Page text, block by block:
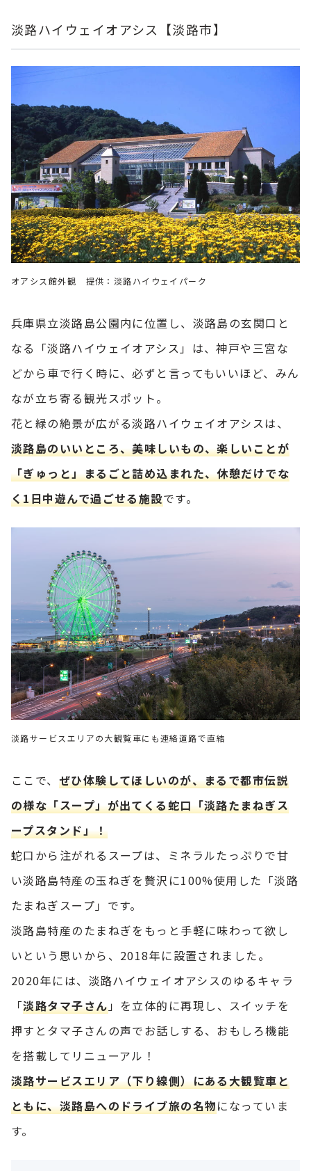
淡路ハイウェイオアシス【淡路市】
オアシス館外観 提供：淡路ハイウェイパーク
兵庫県立淡路島公園内に位置し、淡路島の玄関口と
なる「淡路ハイウェイオアシス」は、神戸や三宮な
どから車で行く時に、必ずと言ってもいいほど、みん
なが立ち寄る観光スポット。
花と緑の絶景が広がる淡路ハイウェイオアシスは、
淡路島のいいところ、美味しいもの、楽しいことが
「ぎゅっと」まるごと詰め込まれた、休憩だけでな
く1日中遊んで過ごせる施設です。
淡路サービスエリアの大観覧車にも連絡道路で直結
ここで、 ぜひ体験してほしいのが、まるで都市伝説
の様な「スープ」が出てくる蛇口「淡路たまねぎス
ープスタンド」！
蛇口から注がれるスープは、ミネラルたっぷりで甘
い淡路島特産の玉ねぎを贅沢に100%使用した「淡路
たまねぎスープ」です。
淡路島特産のたまねぎをもっと手軽に味わって欲し
いという思いから、2018年に設置されました。
2020年には、淡路ハイウェイオアシスのゆるキャラ
「淡路タマ子さん」を立体的に再現し、スイッチを
押すとタマ子さんの声でお話しする、おもしろ機能
を搭載してリニューアル！
淡路サービスエリア（下り線側）にある大観覧車と
ともに、淡路島へのドライブ旅の名物になっていま
す。